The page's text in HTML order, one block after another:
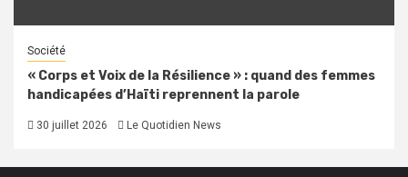
Société
« Corps et Voix de la Résilience » : quand des femmes
handicapées d’Haïti reprennent la parole
30 juillet 2026 Le Quotidien News